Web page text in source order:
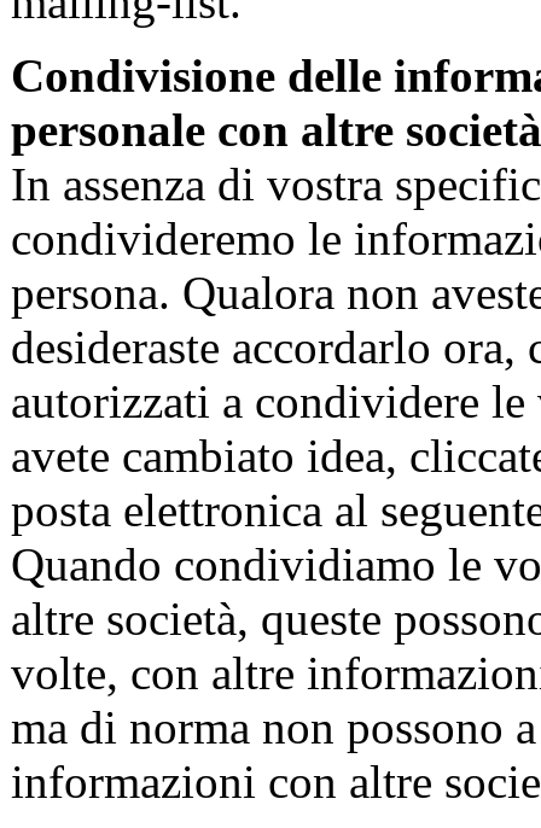
Condivisione delle
personale con altre società
In assenza di vostra
condivideremo le
persona. Qualora non
desideraste accordarlo
autorizzati a condividere
avete cambiato idea,
posta elettronica al
Quando condividiamo le
altre società, queste
volte, con altre
ma di norma non possono
informazioni con altre